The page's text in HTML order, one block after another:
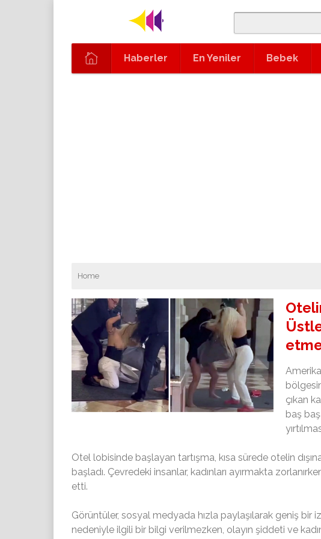
Haberler En Yeniler Bebek
Home
çıkan
baş
Otel lobisinde başlayan tartışma, kısa sürede otelin
başladı. Çevredeki insanlar, kadınları ayırmakta
etti.
Görüntüler, sosyal medyada hızla paylaşılarak geniş bir
nedeniyle ilgili bir bilgi verilmezken, olayın şiddeti ve